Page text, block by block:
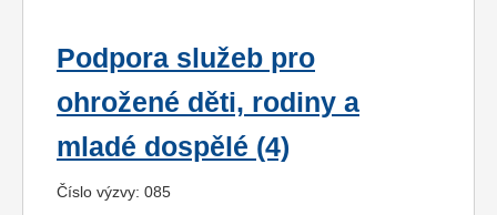
Podpora služeb pro
ohrožené děti, rodiny a
mladé dospělé (4)
Číslo výzvy: 085